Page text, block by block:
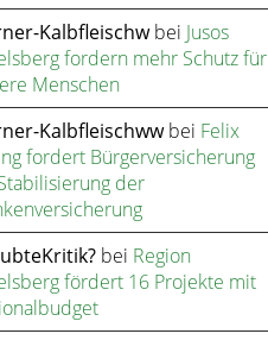
Kalbfleischwbei Jusos
fordern mehr Schutz für
Menschen
Kalbfleischwwbei Felix
fordert Bürgerversicherung
der
bei Region
fördert 16 Projekte mit